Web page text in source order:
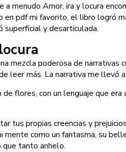
a menudo Amor, ira y locura
pdf mi favorito, el libro logró
y desarticulada.
mezcla poderosa de
leer más. La narrativa me
flores, con un lenguaje que
tus propias creencias y
mente como un fantasma, su
que tanto anhelo.